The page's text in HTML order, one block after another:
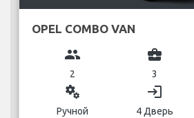
OPEL COMBO VAN
group
2
business_center
3
miscellaneous_services
Ручной
login
4 Дверь